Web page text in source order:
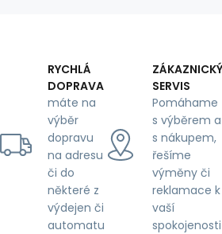
RYCHLÁ
DOPRAVA
máte na
výběr
dopravu
na adresu
či do
některé z
výdejen či
automatu
ZÁKAZNICKÝ
SERVIS
Pomáhame
s výběrem a
s nákupem,
řešíme
výměny či
reklamace k
vaší
spokojenosti